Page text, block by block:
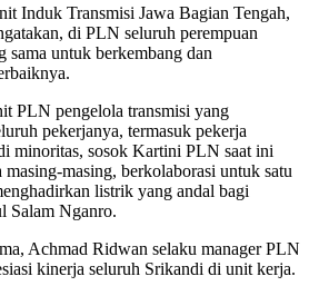
Induk Transmisi Jawa Bagian Tengah,
di PLN seluruh perempuan
sama untuk berkembang dan
PLN pengelola transmisi yang
pekerjanya, termasuk pekerja
minoritas, sosok Kartini PLN saat ini
masing, berkolaborasi untuk satu
listrik yang andal bagi
Salam Nganro.
Achmad Ridwan selaku manager PLN
kinerja seluruh Srikandi di unit kerja.